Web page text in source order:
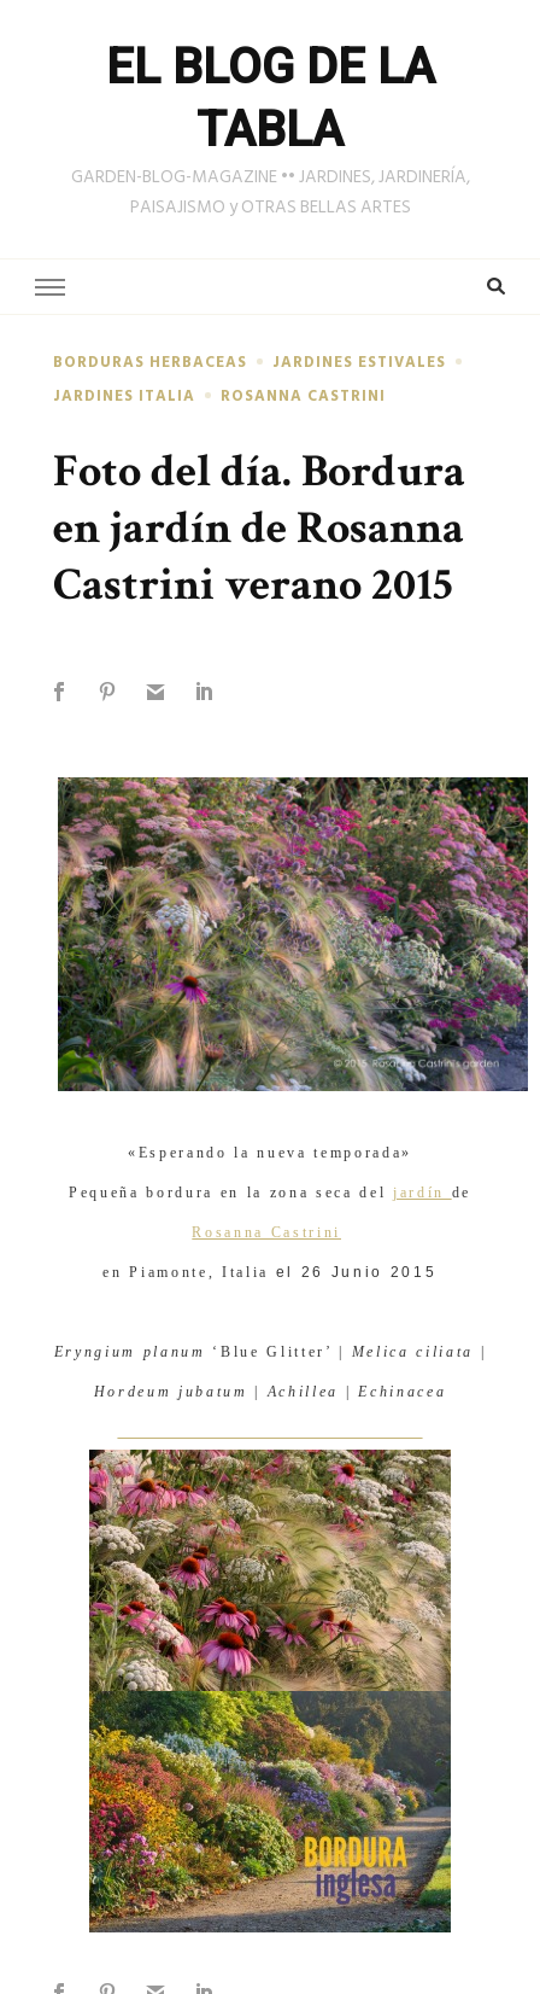
EL BLOG DE LA
TABLA
GARDEN-BLOG-MAGAZINE •• JARDINES, JARDINERÍA,
PAISAJISMO y OTRAS BELLAS ARTES
BORDURAS HERBACEAS
JARDINES ESTIVALES
JARDINES ITALIA
ROSANNA CASTRINI
Foto del día. Bordura
en jardín de Rosanna
Castrini verano 2015
«Esperando la nueva temporada»
Pequeña bordura en la zona seca del jardín de
Rosanna Castrini
en Piamonte, Italia el 26 Junio 2015
Eryngium planum ‘Blue Glitter’ | Melica ciliata
Hordeum jubatum |Achillea |Echinacea